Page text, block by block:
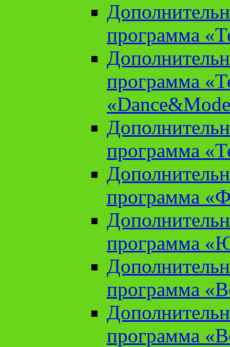
программа
программа
программа
программа
программа
программа
программа